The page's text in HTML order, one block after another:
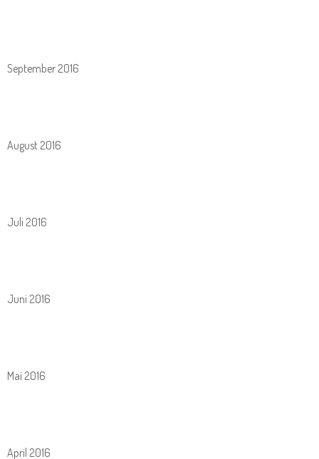
September 2016
August 2016
Juli 2016
Juni 2016
Mai 2016
April 2016